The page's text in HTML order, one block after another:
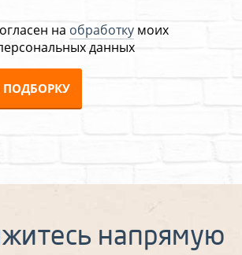
на обработкумоих
данных
напрямую